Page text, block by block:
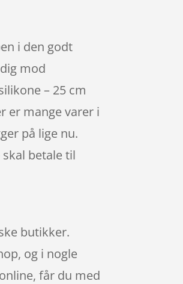
i den godt
mod
– 25 cm
er mange varer i
på lige nu.
betale til
butikker.
og i nogle
får du med